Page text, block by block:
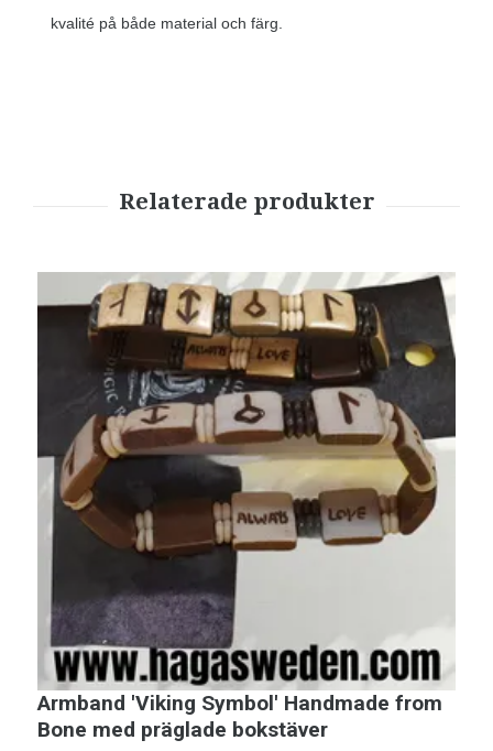
kvalité på både material och färg.
Armband 'Viking Symbol' Handmade from
Bone med präglade bokstäver